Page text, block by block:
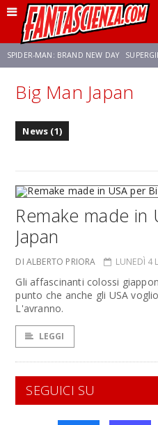
SPIDER-MAN: BRAND NEW DAY
FRANCO RICCIARDIELLO ZENDAYA
Big Man Japan
News (1)
Remake made in
Japan
DI ALBERTO PRIORA LUNEDÌ 4
Gli affascinanti colossi
punto che anche gli USA
L'avranno.
LEGGI
SEGUICI SU